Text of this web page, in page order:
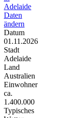
Adelaide
Daten
ändern
Datum
01.11.2026
Stadt
Adelaide
Land
Australien
Einwohner
ca.
1.400.000
Typisches